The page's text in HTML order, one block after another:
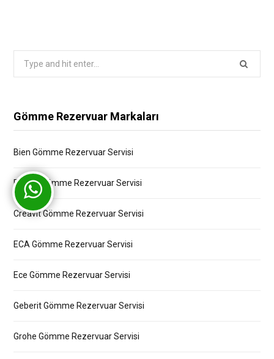
Gömme Rezervuar Markaları
Bien Gömme Rezervuar Servisi
Bocchi Gömme Rezervuar Servisi
Creavit Gömme Rezervuar Servisi
ECA Gömme Rezervuar Servisi
Ece Gömme Rezervuar Servisi
Geberit Gömme Rezervuar Servisi
Grohe Gömme Rezervuar Servisi